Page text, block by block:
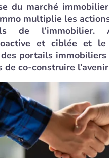
du marché
multiplie les
de
et ciblée et
des portails
co-construire